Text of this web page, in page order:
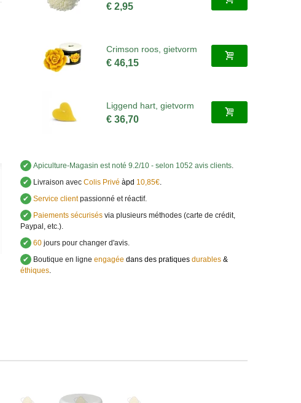
€ 2,95
Crimson roos, gietvorm
€ 46,15
Liggend hart, gietvorm
€ 36,70
✔ Apiculture-Magasin est noté 9.2/10 - selon 1052 avis clients.
✔ Livraison avecColis Privé àpd 10,85€.
✔ Service clientpassionné et réactif.
✔ Paiements sécurisésvia plusieurs méthodes (carte de crédit,
Paypal, etc.).
✔ 60jours pour changer d'avis.
✔ Boutique en ligne engagée dans des pratiques durables&
éthiques.